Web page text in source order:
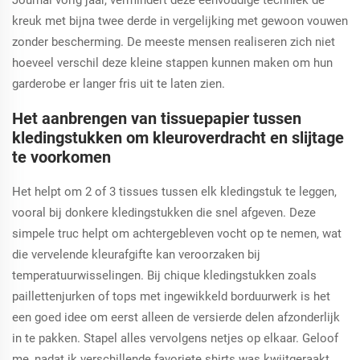
kreuk met bijna twee derde in vergelijking met gewoon vouwen
zonder bescherming. De meeste mensen realiseren zich niet
hoeveel verschil deze kleine stappen kunnen maken om hun
garderobe er langer fris uit te laten zien.
Het aanbrengen van tissuepapier tussen
kledingstukken om kleuroverdracht en slijtage
te voorkomen
Het helpt om 2 of 3 tissues tussen elk kledingstuk te leggen,
vooral bij donkere kledingstukken die snel afgeven. Deze
simpele truc helpt om achtergebleven vocht op te nemen, wat
die vervelende kleurafgifte kan veroorzaken bij
temperatuurwisselingen. Bij chique kledingstukken zoals
paillettenjurken of tops met ingewikkeld borduurwerk is het
een goed idee om eerst alleen de versierde delen afzonderlijk
in te pakken. Stapel alles vervolgens netjes op elkaar. Geloof